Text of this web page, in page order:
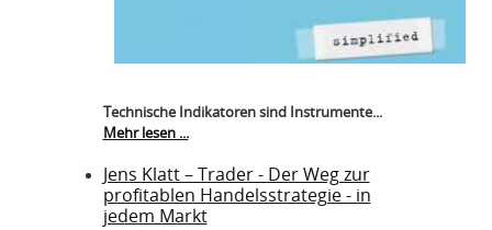
Technische Indikatoren sind Instrumente...
Mehr lesen ...
Jens Klatt – Trader - Der Weg zur
profitablen Handelsstrategie - in
jedem Markt